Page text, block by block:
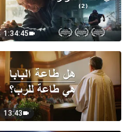
1:34:45
13:43